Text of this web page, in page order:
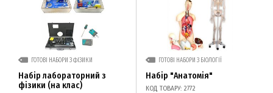
ГОТОВІ НАБОРИ З ФІЗИКИ
Набір лабораторний з
фізики (на клас)
ГОТОВІ НАБОРИ З БІОЛОГІЇ
Набір "Анатомія"
КОД ТОВАРУ: 2772